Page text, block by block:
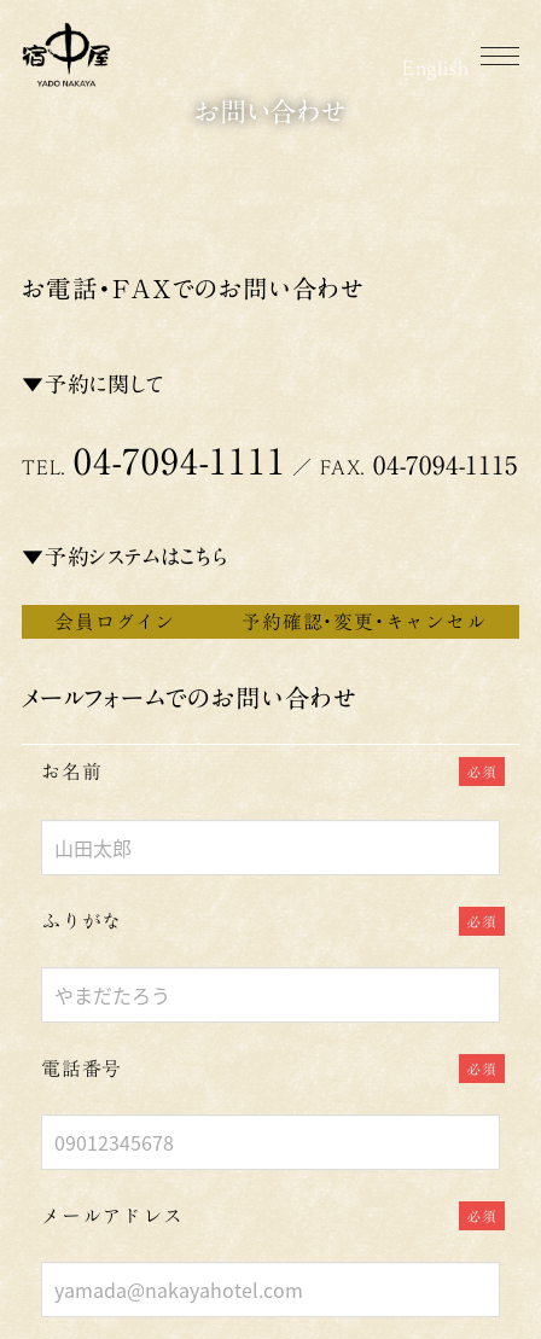
イ
テ
へ
English
お問い合わせ
お電話・FAXでのお問い合わせ
▼予約に関して
TEL. 04-7094-1111 ／ FAX.04-7094-1115
▼予約システムはこちら
会員ログイン 予約確認・変更・キャンセル
メールフォームでのお問い合わせ
お名前 必須
の
ー
ル
は
の
ま
ま
て
ふりがな 必須
電話番号 必須
メールアドレス 必須